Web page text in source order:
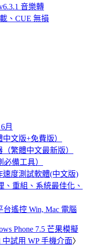
音樂轉
、CUE 無損
月
文版+免費版）
繁體中文最新版）
備工具）
速度測試軟體(中文版)
、重組、系統最佳化、
遙控 Win, Mac 電腦
Phone 7.5 芒果模擬
中試用 WP 手機介面〉